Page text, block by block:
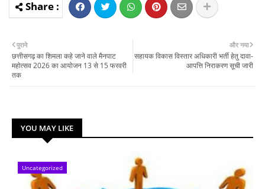
और नया
सहायक विकास विस्तार अधिकारी भर्ती हेतु दावा-
आपत्ति निराकरण सूची जारी
पुराने
छत्तीसगढ़ का शिमला कहे जाने वाले मैनपाट
महोत्सव 2026 का आयोजन 13 से 15 फरवरी
तक
YOU MAY LIKE
Uncategorized